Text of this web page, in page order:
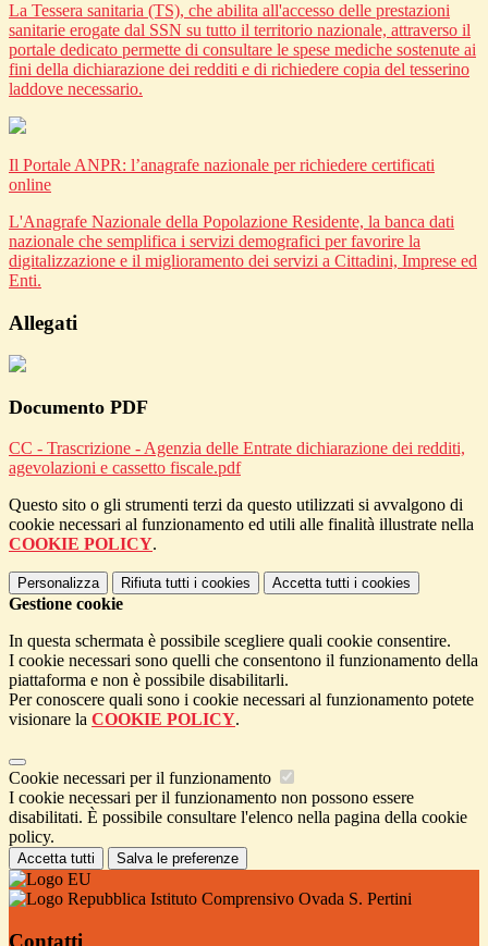
La Tessera sanitaria (TS), che abilita all'accesso delle prestazioni
sanitarie erogate dal SSN su tutto il territorio nazionale, attraverso il
portale dedicato permette di consultare le spese mediche sostenute ai
fini della dichiarazione dei redditi e di richiedere copia del tesserino
laddove necessario.
Il Portale ANPR: l’anagrafe nazionale per richiedere certificati
online
L'Anagrafe Nazionale della Popolazione Residente, la banca dati
nazionale che semplifica i servizi demografici per favorire la
digitalizzazione e il miglioramento dei servizi a Cittadini, Imprese ed
Enti.
Allegati
Documento PDF
CC - Trascrizione - Agenzia delle Entrate dichiarazione dei redditi,
agevolazioni e cassetto fiscale.pdf
Questo sito o gli strumenti terzi da questo utilizzati si avvalgono di
cookie necessari al funzionamento ed utili alle finalità illustrate nella
COOKIE POLICY.
Personalizza Rifiuta tutti i cookies Accetta tutti i cookies
Gestione cookie
In questa schermata è possibile scegliere quali cookie consentire.
I cookie necessari sono quelli che consentono il funzionamento della
piattaforma e non è possibile disabilitarli.
Per conoscere quali sono i cookie necessari al funzionamento potete
visionare la COOKIE POLICY.
Cookie necessari per il funzionamento
I cookie necessari per il funzionamento non possono essere
disabilitati. È possibile consultare l'elenco nella pagina della cookie
policy.
Accetta tutti Salva le preferenze
Istituto Comprensivo Ovada S. Pertini
Contatti